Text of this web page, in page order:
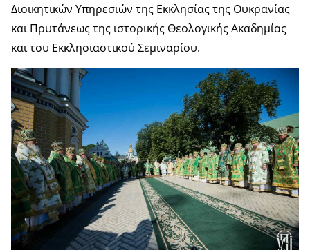
Διοικητικών Υπηρεσιών της Εκκλησίας της Ουκρανίας
και Πρυτάνεως της ιστορικής Θεολογικής Ακαδημίας
και του Εκκλησιαστικού Σεμιναρίου.